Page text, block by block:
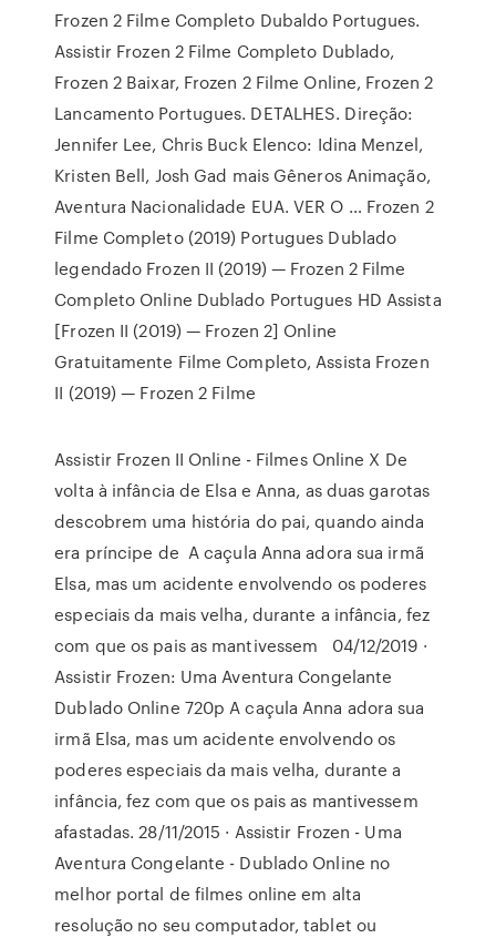
Frozen 2 Filme Completo Dubaldo Portugues.
Assistir Frozen 2 Filme Completo Dublado,
Frozen 2 Baixar, Frozen 2 Filme Online, Frozen 2
Lancamento Portugues. DETALHES. Direção:
Jennifer Lee, Chris Buck Elenco: Idina Menzel,
Kristen Bell, Josh Gad mais Gêneros Animação,
Aventura Nacionalidade EUA. VER O … Frozen 2
Filme Completo (2019) Portugues Dublado
legendado Frozen II (2019) — Frozen 2 Filme
Completo Online Dublado Portugues HD Assista
[Frozen II (2019) — Frozen 2] Online
Gratuitamente Filme Completo, Assista Frozen
II (2019) — Frozen 2 Filme
Assistir Frozen II Online - Filmes Online X De
volta à infância de Elsa e Anna, as duas garotas
descobrem uma história do pai, quando ainda
era príncipe de A caçula Anna adora sua irmã
Elsa, mas um acidente envolvendo os poderes
especiais da mais velha, durante a infância, fez
com que os pais as mantivessem 04/12/2019 ·
Assistir Frozen: Uma Aventura Congelante
Dublado Online 720p A caçula Anna adora sua
irmã Elsa, mas um acidente envolvendo os
poderes especiais da mais velha, durante a
infância, fez com que os pais as mantivessem
afastadas. 28/11/2015 · Assistir Frozen - Uma
Aventura Congelante - Dublado Online no
melhor portal de filmes online em alta
resolução no seu computador, tablet ou